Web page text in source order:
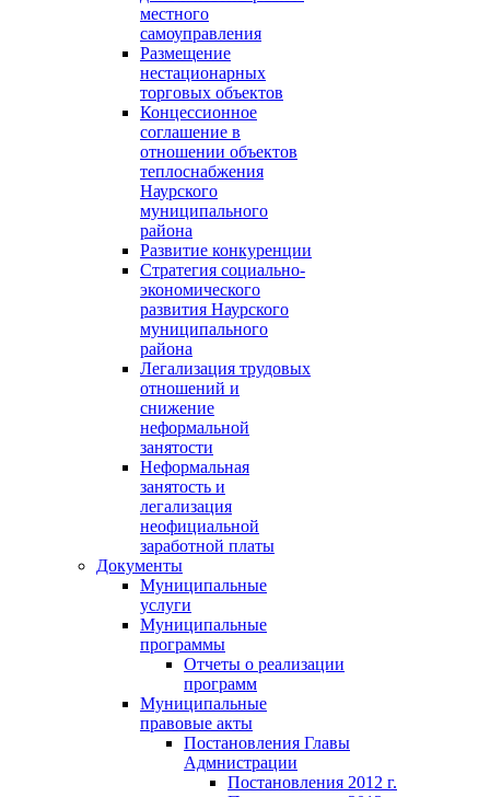
местного
самоуправления
Размещение
нестационарных
торговых объектов
Концессионное
соглашение в
отношении объектов
теплоснабжения
Наурского
муниципального
района
Развитие конкуренции
Стратегия социально-
экономического
развития Наурского
муниципального
района
Легализация трудовых
отношений и
снижение
неформальной
занятости
Неформальная
занятость и
легализация
неофициальной
заработной платы
Документы
Муниципальные
услуги
Муниципальные
программы
Отчеты о реализации
программ
Муниципальные
правовые акты
Постановления Главы
Адмнистрации
Постановления 2012 г.